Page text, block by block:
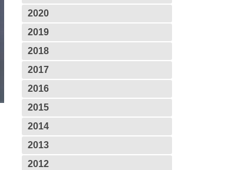
2020
2019
2018
2017
2016
2015
2014
2013
2012